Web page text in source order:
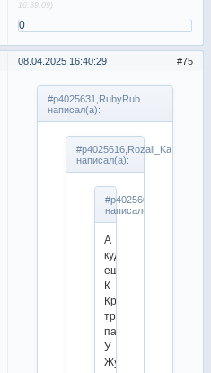
16:39:09)
0
75
08.04.2025 16:40:29
#p4025631,RubyRub
написал(а):
#p4025616,Rozali_Ka
написал(а):
#p4025607,RubyRub
написал(а):
А
куда
еще)
К
Крыловой
третьей
парой?
У
Жулина